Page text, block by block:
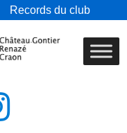
Records du club